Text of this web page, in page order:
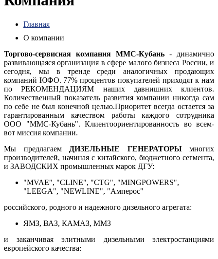
Главная
О компании
Торгово-сервисная компания ММС-Кубань - динамично
развивающаяся организация в сфере малого бизнеса России, и
сегодня, мы в тренде среди аналогичных продающих
компаний ЮФО. 77% процентов покупателей приходят к нам
по РЕКОМЕНДАЦИЯМ наших давнишних клиентов.
Количественный показатель развития компании никогда сам
по себе не был конечной целью.Приоритет всегда остается за
гарантированным качеством работы каждого сотрудника
ООО "ММС-Кубань". Клиентоориентированность во всем-
вот миссия компании.
Мы предлагаем
ДИЗЕЛЬНЫЕ ГЕНЕРАТОРЫмногих
производителей, начиная с китайского, бюджетного сегмента,
и ЗАВОДСКИХ промышленных марок ДГУ:
"MVAE", "CLINE", "CTG", "MINGPOWERS",
"LEEGA", "NEWLINE", "Амперос"
российского, родного и надежного дизельного агрегата:
ЯМЗ, ВАЗ, КАМАЗ, ММЗ
и заканчивая элитными дизельными электростанциями
европейского качества: